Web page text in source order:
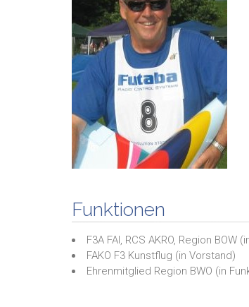
Funktionen
F3A FAI, RCS AKRO, Region BOW
FAKO F3 Kunstflug (in Vorstand)
Ehrenmitglied Region BWO (in